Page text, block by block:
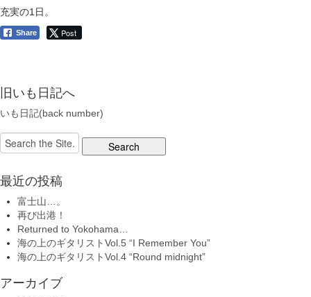
充実の1日。
Share Post
旧いも日記へ
いも日記(back number)
Search
for:
最近の投稿
富士山…。
再び出港！
Returned to Yokohama…
海の上のギタリストVol.5 “I Remember You”
海の上のギタリストVol.4 “Round midnight”
アーカイブ